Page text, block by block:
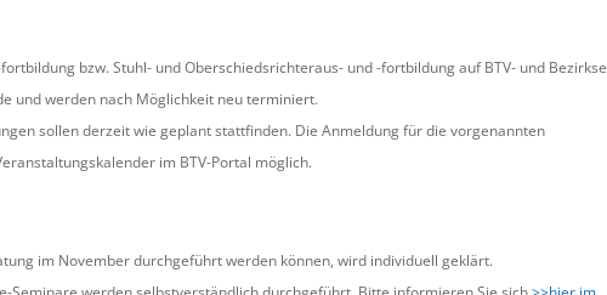
bzw. Stuhl- und Oberschiedsrichteraus- und -fortbildung auf BTV- und
und werden nach Möglichkeit neu terminiert.
sollen derzeit wie geplant stattfinden. Die Anmeldung für die vorgenannten
im BTV-Portal möglich.
im November durchgeführt werden können, wird individuell geklärt.